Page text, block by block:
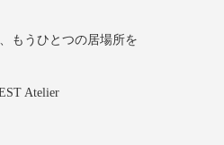
もうひとつの居場所を
Atelier